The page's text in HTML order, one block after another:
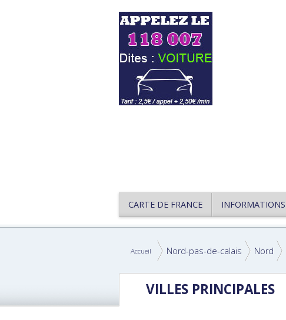
CARTE DE FRANCE INFORMATIONS
Accueil Nord-pas-de-calais Nord
VILLES PRINCIPALES